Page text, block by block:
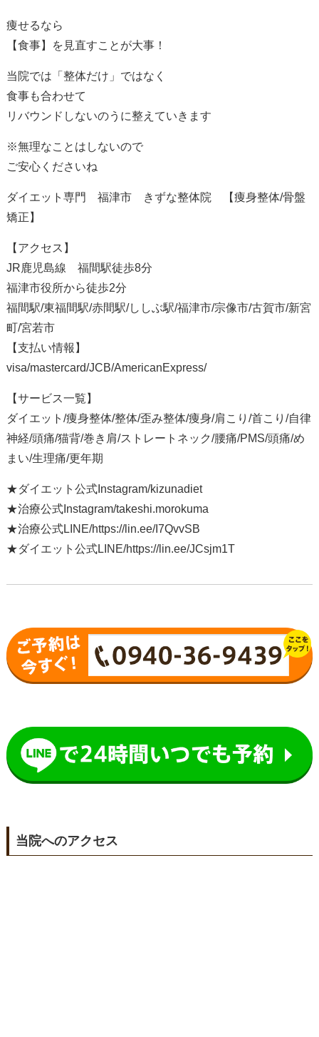
痩せるなら
【食事】を見直すことが大事！
当院では「整体だけ」ではなく
食事も合わせて
リバウンドしないのうに整えていきます
※無理なことはしないので
ご安心くださいね
ダイエット専門 福津市 きずな整体院 【痩身整体/骨盤
矯正】
【アクセス】
JR鹿児島線 福間駅徒歩8分
福津市役所から徒歩2分
福間駅/東福間駅/赤間駅/ししぶ駅/福津市/宗像市/古賀市/新宮
町/宮若市
【支払い情報】
visa/mastercard/JCB/AmericanExpress/
【サービス一覧】
ダイエット/痩身整体/整体/歪み整体/痩身/肩こり/首こり/自律
神経/頭痛/猫背/巻き肩/ストレートネック/腰痛/PMS/頭痛/め
まい/生理痛/更年期
★ダイエット公式Instagram/kizunadiet
★治療公式Instagram/takeshi.morokuma
★治療公式LINE/https://lin.ee/I7QvvSB
★ダイエット公式LINE/https://lin.ee/JCsjm1T
当院へのアクセス